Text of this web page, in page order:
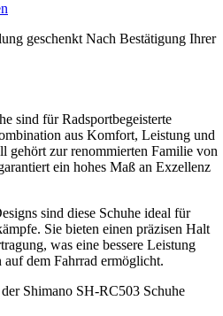
geschenkt Nach Bestätigung Ihrer
sind für Radsportbegeisterte
aus Komfort, Leistung und
gehört zur renommierten Familie von
ein hohes Maß an Exzellenz
sind diese Schuhe ideal für
Sie bieten einen präzisen Halt
was eine bessere Leistung
dem Fahrrad ermöglicht.
Shimano SH-RC503 Schuhe